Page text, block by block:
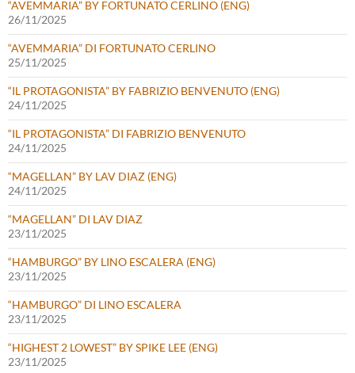
“AVEMMARIA” BY FORTUNATO CERLINO (ENG)
26/11/2025
“AVEMMARIA” DI FORTUNATO CERLINO
25/11/2025
“IL PROTAGONISTA” BY FABRIZIO BENVENUTO (ENG)
24/11/2025
“IL PROTAGONISTA” DI FABRIZIO BENVENUTO
24/11/2025
“MAGELLAN” BY LAV DIAZ (ENG)
24/11/2025
“MAGELLAN” DI LAV DIAZ
23/11/2025
“HAMBURGO” BY LINO ESCALERA (ENG)
23/11/2025
“HAMBURGO” DI LINO ESCALERA
23/11/2025
“HIGHEST 2 LOWEST” BY SPIKE LEE (ENG)
23/11/2025